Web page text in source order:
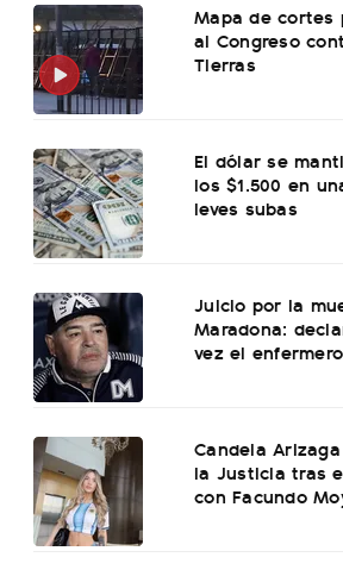
Mapa de cortes
al Congreso
Tierras
El dólar se
los $1.500 en
leves subas
Juicio por la
Maradona:
vez el
Candela
la Justicia tras
con Facundo